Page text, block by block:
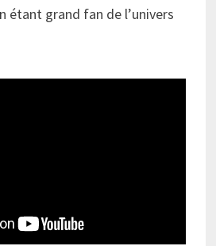
étant grand fan de l’univers